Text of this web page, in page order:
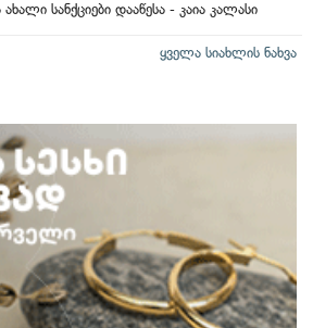
სანქციები დააწესა - კაია კალასი
ყველა სიახლის ნახვა